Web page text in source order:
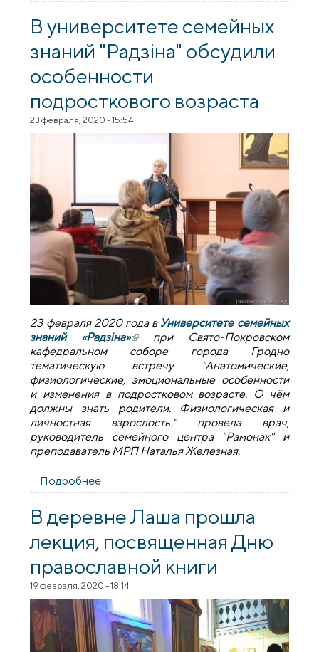
знаний на тему "Язык в зеркале
современной культуры: аксиологический
аспект"
В университете семейных
знаний "Радзіна" обсудили
особенности
подросткового возраста
23 февраля, 2020 - 15:54
23 февраля 2020 года в Университете семейных
знаний «Радзіна»(внешняя ссылка)
при Свято-Покровском
кафедральном соборе города Гродно
тематическую встречу "Анатомические,
физиологические, эмоциональные особенности
и изменения в подростковом возрасте. О чём
должны знать родители. Физиологическая и
личностная взрослость." провела врач,
руководитель семейного центра "Рамонак" и
преподаватель МРП Наталья Железная.
Подробнее
"Радзіна" обсудили особенности
подросткового возраста
В деревне Лаша прошла
лекция, посвященная Дню
православной книги
19 февраля, 2020 - 18:14